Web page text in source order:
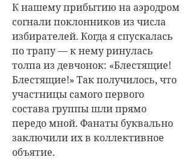
К нашему прибытию на аэродром
согнали поклонников из числа
избирателей. Когда я спускалась
по трапу — к нему ринулась
толпа из девчонок: «Блестящие!
Блестящие!» Так получилось, что
участницы самого первого
состава группы шли прямо
передо мной. Фанаты буквально
заключили их в коллективное
объятие.